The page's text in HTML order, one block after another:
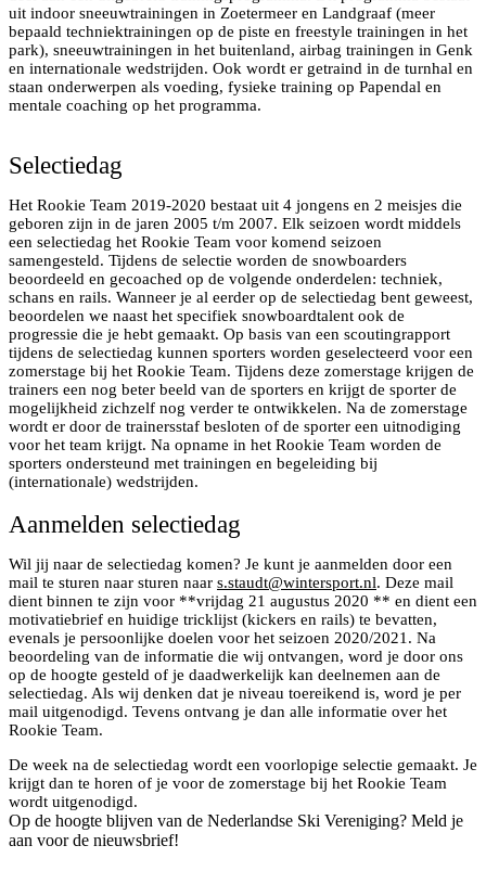
uit indoor sneeuwtrainingen in Zoetermeer en Landgraaf (meer
bepaald techniektrainingen op de piste en freestyle trainingen in het
park), sneeuwtrainingen in het buitenland, airbag trainingen in Genk
en internationale wedstrijden. Ook wordt er getraind in de turnhal en
staan onderwerpen als voeding, fysieke training op Papendal en
mentale coaching op het programma.
Rookie Team member Sam Vermaat met brons op
Selectiedag
Het Rookie Team 2019-2020 bestaat uit 4 jongens en 2 meisjes die
geboren zijn in de jaren 2005 t/m 2007. Elk seizoen wordt middels
een selectiedag het Rookie Team voor komend seizoen
samengesteld. Tijdens de selectie worden de snowboarders
beoordeeld en gecoached op de volgende onderdelen: techniek,
schans en rails. Wanneer je al eerder op de selectiedag bent geweest,
beoordelen we naast het specifiek snowboardtalent ook de
progressie die je hebt gemaakt. Op basis van een scoutingrapport
tijdens de selectiedag kunnen sporters worden geselecteerd voor een
zomerstage bij het Rookie Team. Tijdens deze zomerstage krijgen de
trainers een nog beter beeld van de sporters en krijgt de sporter de
mogelijkheid zichzelf nog verder te ontwikkelen. Na de zomerstage
wordt er door de trainersstaf besloten of de sporter een uitnodiging
voor het team krijgt. Na opname in het Rookie Team worden de
sporters ondersteund met trainingen en begeleiding bij
(internationale) wedstrijden.
Aanmelden selectiedag
Wil jij naar de selectiedag komen? Je kunt je aanmelden door een
mail te sturen naar sturen naar s.staudt@wintersport.nl. Deze mail
dient binnen te zijn voor **vrijdag 21 augustus 2020 ** en dient een
motivatiebrief en huidige tricklijst (kickers en rails) te bevatten,
evenals je persoonlijke doelen voor het seizoen 2020/2021. Na
beoordeling van de informatie die wij ontvangen, word je door ons
op de hoogte gesteld of je daadwerkelijk kan deelnemen aan de
selectiedag. Als wij denken dat je niveau toereikend is, word je per
mail uitgenodigd. Tevens ontvang je dan alle informatie over het
Rookie Team.
De week na de selectiedag wordt een voorlopige selectie gemaakt. Je
krijgt dan te horen of je voor de zomerstage bij het Rookie Team
wordt uitgenodigd.
Op de hoogte blijven van de Nederlandse Ski Vereniging? Meld je
aan voor de nieuwsbrief!